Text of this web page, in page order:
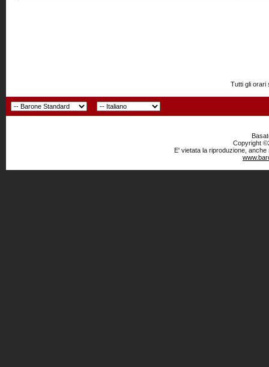
Tutti gli orari
Copyright
E' vietata la riproduzione,